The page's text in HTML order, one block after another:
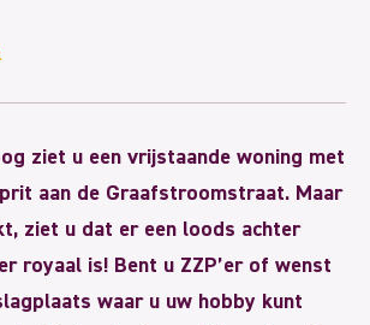
ziet u een vrijstaande woning met
aan de Graafstroomstraat. Maar
ziet u dat er een loods achter
royaal is! Bent u ZZP’er of wenst
waar u uw hobby kunt